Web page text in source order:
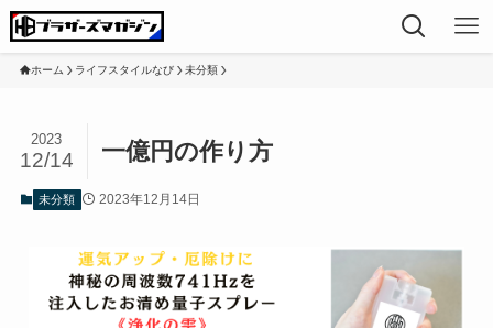
ホーム ライフスタイルなび 未分類
一億円の作り方
2023
12/14
未分類 2023年12月14日